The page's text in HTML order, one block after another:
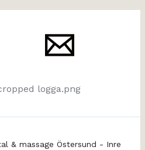
& massage Östersund - Inre